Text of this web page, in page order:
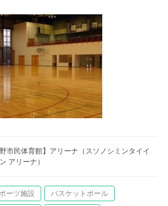
野市民体育館】アリーナ（スソノシミンタイイ
アリーナ）
ーツ施設 バスケットボール